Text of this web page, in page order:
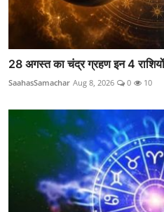
28 अगस्त का चंद्र ग्रहण इन 4
SaahasSamachar Aug 8, 2026 0 10